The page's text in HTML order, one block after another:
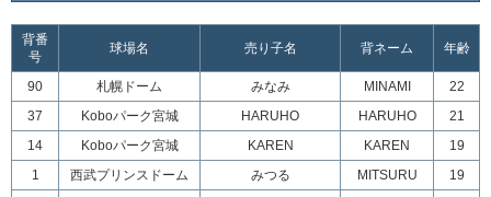
背番
号
球場名 売り子名 背ネーム 年齢
90 札幌ドーム みなみ MINAMI
22
37
Koboパーク宮城 HARUHO HARUHO
21
14
Koboパーク宮城 KAREN KAREN
19
1
西武プリンスドーム みつる MITSURU
19